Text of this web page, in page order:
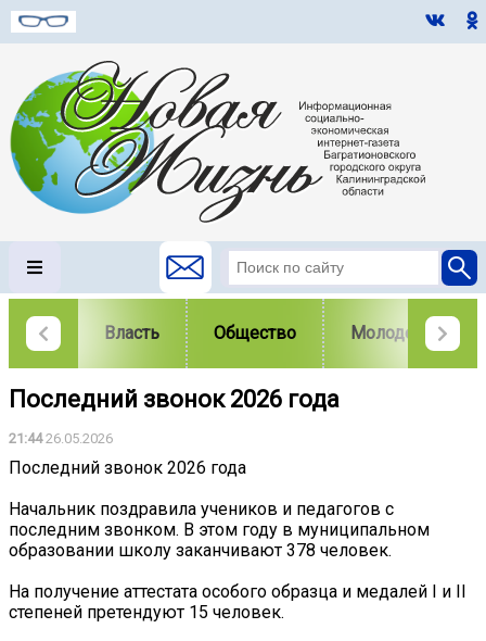
Власть Общество Молодежь
Последний звонок 2026 года
21:4426.05.2026
Последний звонок 2026 года
Начальник поздравила учеников и педагогов с
последним звонком. В этом году в муниципальном
образовании школу заканчивают 378 человек.
На получение аттестата особого образца и медалей I и II
степеней претендуют 15 человек.